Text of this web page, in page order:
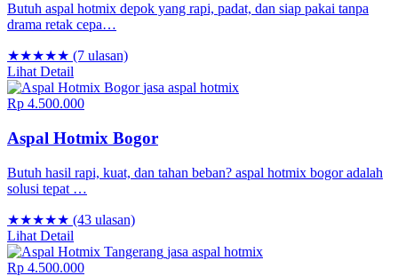
Butuh aspal hotmix depok yang rapi, padat, dan siap pakai tanpa
drama retak cepa…
★★★★★ (7 ulasan)
Lihat Detail
jasa aspal hotmix
Rp 4.500.000
Aspal Hotmix Bogor
Butuh hasil rapi, kuat, dan tahan beban? aspal hotmix bogor adalah
solusi tepat …
★★★★★ (43 ulasan)
Lihat Detail
jasa aspal hotmix
Rp 4.500.000